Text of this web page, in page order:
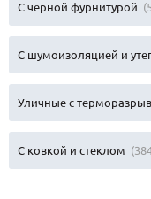
С черной фурнитурой
С шумоизоляцией и
Уличные с
С ковкой и стеклом